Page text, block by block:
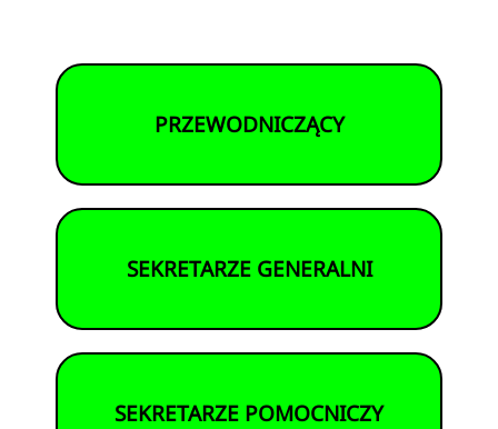
PRZEWODNICZĄCY
SEKRETARZE GENERALNI
SEKRETARZE POMOCNICZY